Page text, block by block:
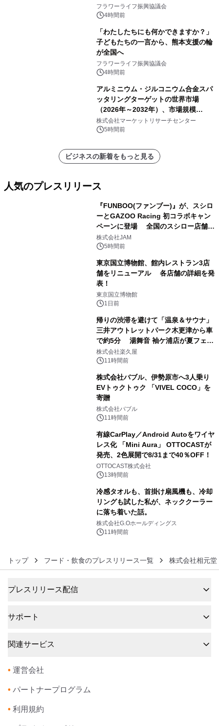
フラワーライフ振興協議会
4時間前
「わたしたちにも何かできますか？」
子どもたちの一言から、熊本支援の輪
が全国へ
フラワーライフ振興協議会
4時間前
アルミニウム・ジルコニウム合金スパ
ッタリングターゲットの世界市場
（2026年～2032年）、市場規模
（0.995、0.999、その他）・分析レポ
ートを発表
株式会社マーケットリサーチセンター
5時間前
ビジネスの新着をもっと見る
人気のプレスリリース
『FUNBOO(ファンブー)』が、スシロ
ーとGAZOO Racing 初コラボキャン
ペーンに登場 全国のスシロー店舗で
GR 4車種の FUNBOO(ミニカー)付き
メニューが展開されます
株式会社JAM
5時間前
東京国立博物館、館内レストラン3店
舗をリニューアル 各店舗の詳細を発
表！
東京国立博物館
1日前
帰りの渋滞を避けて「温泉＆サウナ」
三井アウトレットパーク木更津から車
で約5分 湯舞音 袖ケ浦店が夏フェア
メニューを提供
株式会社楽久屋
11時間前
株式会社バブル、伊勢原市へ3人乗り
EVトゥクトゥク 「VIVEL COCO」を
寄贈
株式会社バブル
11時間前
有線CarPlay／Android Autoをワイヤ
レス化 「Mini Aura」 OTTOCASTが
発売、2色展開で8/31まで40％OFF！
OTTOCAST株式会社
13時間前
冷感タオルも、首掛け扇風機も、冷却
リングも試した私が、ネッククーラー
に落ち着いた話。
株式会社G.Oホールディングス
11時間前
トップ フード・飲食のプレスリリース一覧 株式会社相元堂
プレスリリース配信
サポート
関連サービス
• 運営会社
• パートナープログラム
• 利用規約